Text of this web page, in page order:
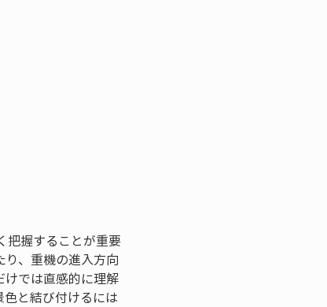
把握することが重要
、重機の進入方向
けでは直感的に理解
と結び付けるには